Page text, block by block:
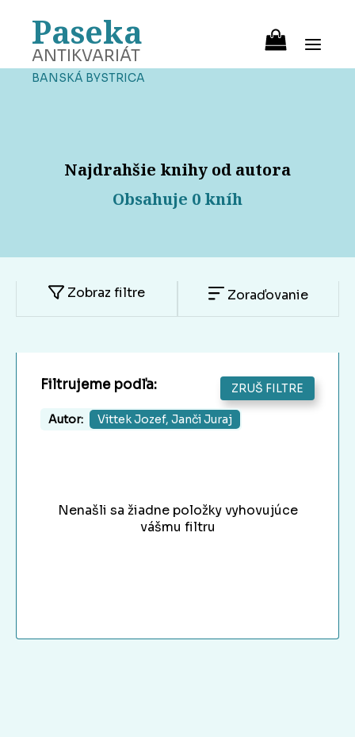
Paseka
ANTIKVARIÁT
BANSKÁ BYSTRICA
Najdrahšie knihy od autora
Obsahuje 0 kníh
Zobraz filtre Zoraďovanie
Filtrujeme podľa: ZRUŠ FILTRE
Autor: Vittek Jozef, Janči Juraj
Nenašli sa žiadne položky vyhovujúce
vášmu filtru